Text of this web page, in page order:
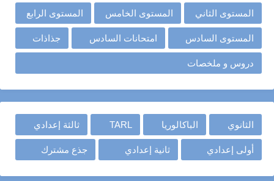
المستوى الثاني المستوى الخامس المستوى الرابع
المستوى السادس امتحانات السادس جذاذات
دروس و ملخصات
الثانوي الباكالوريا TARL ثالثة إعدادي
أولى إعدادي ثانية إعدادي جذع مشترك